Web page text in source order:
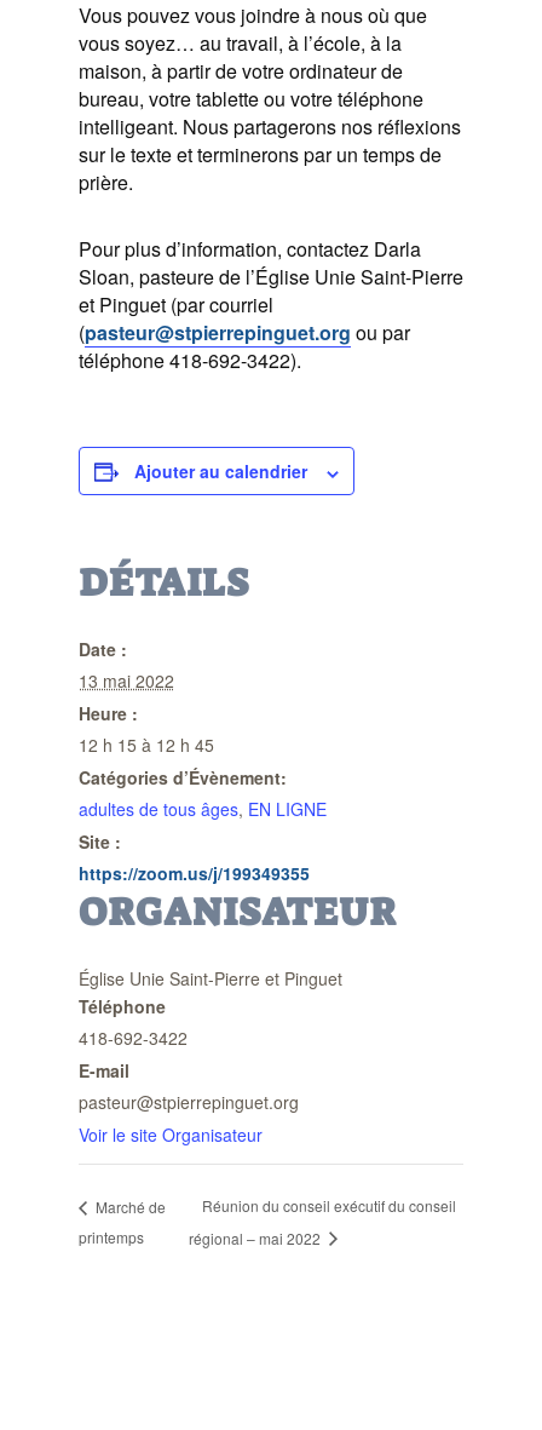
Vous pouvez vous joindre à nous où que
vous soyez… au travail, à l’école, à la
maison, à partir de votre ordinateur de
bureau, votre tablette ou votre téléphone
intelligeant. Nous partagerons nos réflexions
sur le texte et terminerons par un temps de
prière.
Pour plus d’information, contactez Darla
Sloan, pasteure de l’Église Unie Saint-Pierre
et Pinguet (par courriel
(pasteur@stpierrepinguet.org ou par
téléphone 418-692-3422).
Ajouter au calendrier
DÉTAILS
Date :
13 mai 2022
Heure :
12 h 15 à 12 h 45
Catégories d’Évènement:
adultes de tous âges, EN LIGNE
Site :
https://zoom.us/j/199349355
ORGANISATEUR
Église Unie Saint-Pierre et Pinguet
Téléphone
418-692-3422
E-mail
pasteur@stpierrepinguet.org
Voir le site Organisateur
Marché de
printemps
Réunion du conseil exécutif du conseil
régional – mai 2022